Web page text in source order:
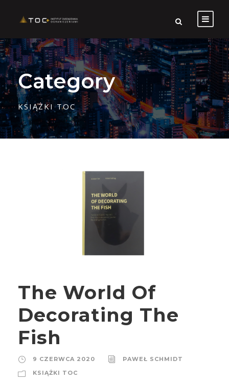
Category
KSIĄŻKI TOC
The World Of
Decorating The
Fish
9 CZERWCA 2020
PAWEŁ SCHMIDT
KSIĄŻKI TOC